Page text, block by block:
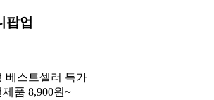
팝업
베스트셀러 특가
품 8,900원~